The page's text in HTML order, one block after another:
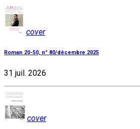
cover
Roman 20-50, n° 80/décembre 2025
31 juil. 2026
cover